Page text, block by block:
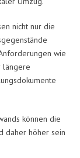
nicht nur die
wie
längere
können die
daher höher sein